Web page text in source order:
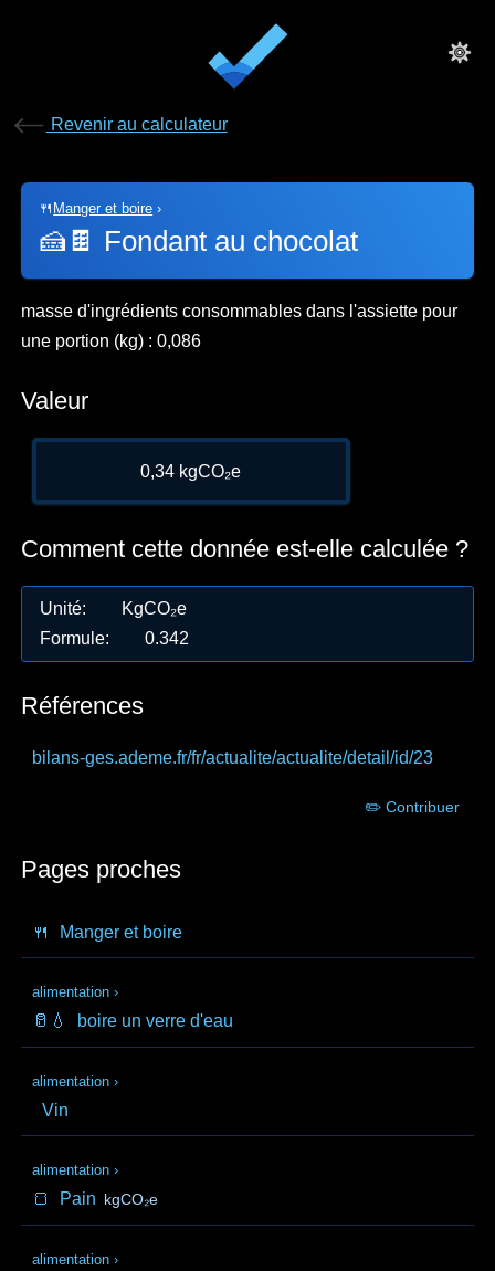
Revenir au calculateur
🍴 Manger et boire ›
🍰🍫 Fondant au chocolat
masse d'ingrédients consommables dans l'assiette pour
une portion (kg) : 0,086
Valeur
0,34 kgCO₂e
Comment cette donnée est-elle calculée ?
Unité:
KgCO₂e
Formule: 0.342
Références
bilans-ges.ademe.fr/fr/actualite/actualite/detail/id/23
✏️ Contribuer
Pages proches
🍴 Manger et boire
alimentation ›
🥛💧 boire un verre d'eau
alimentation ›
Vin
alimentation ›
🍞 Pain kgCO₂e
alimentation ›